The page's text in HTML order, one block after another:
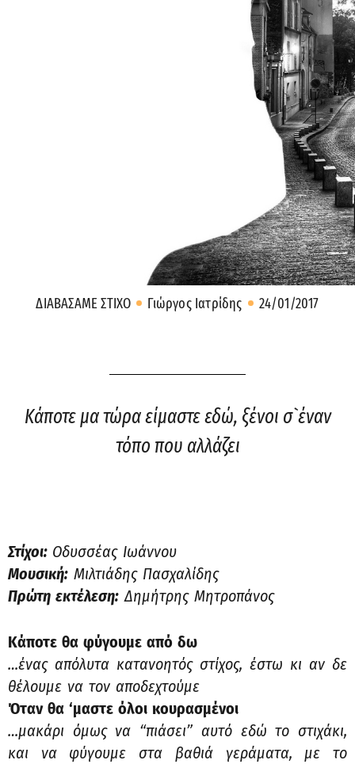
ΔΙΑΒΑΣΑΜΕ ΣΤΙΧΟ Γιώργος Ιατρίδης 24/01/2017
Κάποτε μα τώρα είμαστε εδώ, ξένοι σ`έναν
τόπο που αλλάζει
Στίχοι: Οδυσσέας Ιωάννου
Μουσική: Μιλτιάδης Πασχαλίδης
Πρώτη εκτέλεση: Δημήτρης Μητροπάνος
Κάποτε θα φύγουμε από δω
…ένας απόλυτα κατανοητός στίχος, έστω κι αν δε
θέλουμε να τον αποδεχτούμε
Όταν θα ‘μαστε όλοι κουρασμένοι
…μακάρι όμως να “πιάσει” αυτό εδώ το στιχάκι,
και να φύγουμε στα βαθιά γεράματα, με το